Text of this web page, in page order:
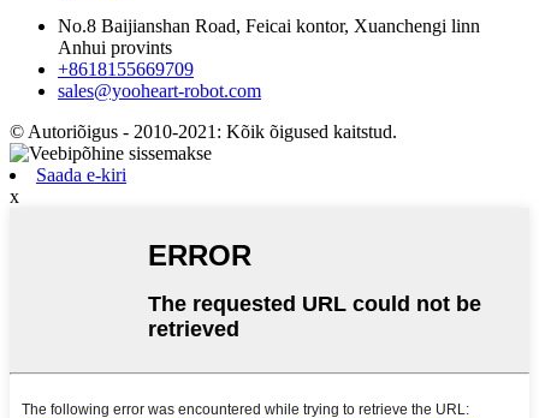
No.8 Baijianshan Road, Feicai kontor, Xuanchengi linn
Anhui provints
+8618155669709
sales@yooheart-robot.com
© Autoriõigus - 2010-2021: Kõik õigused kaitstud.
Saada e-kiri
x